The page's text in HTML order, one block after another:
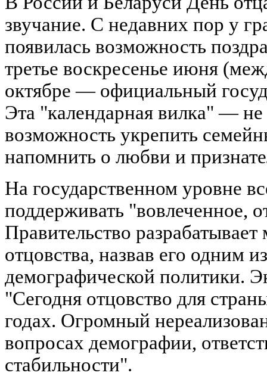
звучание. С недавних пор у
появилась возможность
третье воскресенье июня
октябре — официальный
Эта "календарная вилка" —
возможность укрепить
напомнить о любви и
На государственном уровне
поддерживать "вовлеченное,
Правительство
отцовства, назвав его одним
демографической политики.
"Сегодня отцовство для
годах. Огромный
вопросах демографии,
стабильности".